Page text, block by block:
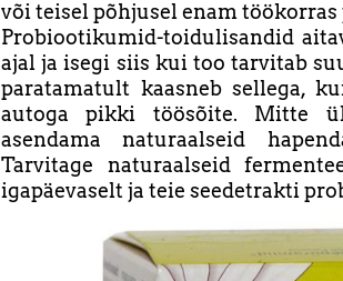
või teisel põhjusel enam töökorras
Probiootikumid-toidulisandid
ajal ja isegi siis kui too tarvitab
paratamatult kaasneb sellega,
autoga pikki töösõite. Mitte
asendama naturaalseid
Tarvitage naturaalseid
igapäevaselt ja teie seedetrakti